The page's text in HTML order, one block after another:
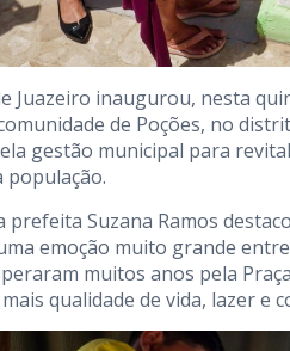
Juazeiro inaugurou, nesta
de Poções, no
gestão municipal para
população.
prefeita Suzana Ramos
emoção muito grande
muitos anos pela
qualidade de vida, lazer e